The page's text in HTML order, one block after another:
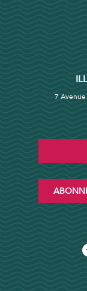
7 Avenue